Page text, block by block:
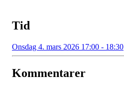
Tid
Onsdag 4. mars 2026 17:00 - 18:30
Kommentarer